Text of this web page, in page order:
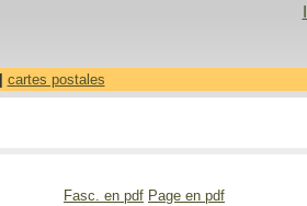
cartes postales
Fasc. en pdf Page en pdf